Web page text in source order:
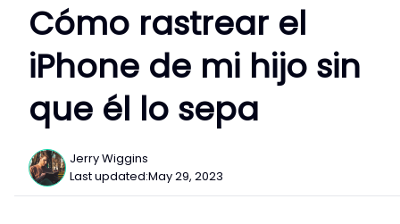
Cómo rastrear el
iPhone de mi hijo sin
que él lo sepa
Jerry Wiggins
Last updated:May 29, 2023